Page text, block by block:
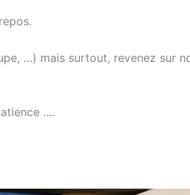
…) mais surtout, revenez sur
….